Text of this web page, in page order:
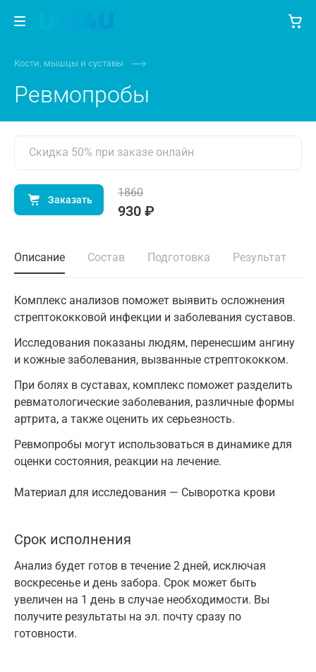
Кости, мышцы и суставы
Ревмопробы
Скидка 50% при заказе онлайн
Заказать
1860
930 ₽
Описание Состав Подготовка Результат
Комплекс анализов поможет выявить осложнения
стрептококковой инфекции и заболевания суставов.
Исследования показаны людям, перенесшим ангину
и кожные заболевания, вызванные стрептококком.
При болях в суставах, комплекс поможет разделить
ревматологические заболевания, различные формы
артрита, а также оценить их серьезность.
Ревмопробы могут использоваться в динамике для
оценки состояния, реакции на лечение.
Материал для исследования — Сыворотка крови
Срок исполнения
Анализ будет готов в течение 2 дней, исключая
воскресенье и день забора. Срок может быть
увеличен на 1 день в случае необходимости. Вы
получите результаты на эл. почту сразу по
готовности.